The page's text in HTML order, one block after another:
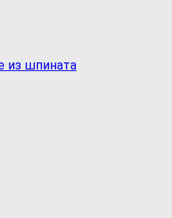
из шпината